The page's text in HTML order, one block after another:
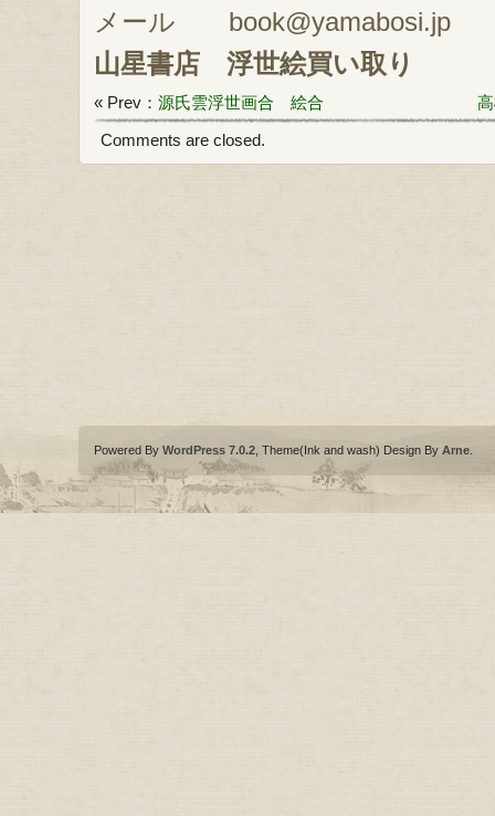
メール book@yamabosi.jp
山星書店
浮世絵買い取り
« Prev： 源氏雲浮世画合 絵合
Comments are closed.
Powered By WordPress 7.0.2 , Theme(Ink and wash) Design By Arne